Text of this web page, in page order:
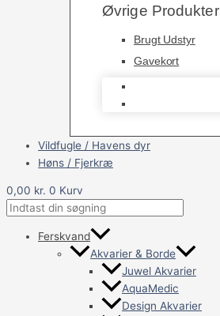
Øvrige Produkter
Brugt Udstyr
Gavekort
Vildfugle / Havens dyr
Høns / Fjerkræ
0,00 kr. 0 Kurv
Ferskvand
Akvarier & Borde
Juwel Akvarier
AquaMedic
Design Akvarier